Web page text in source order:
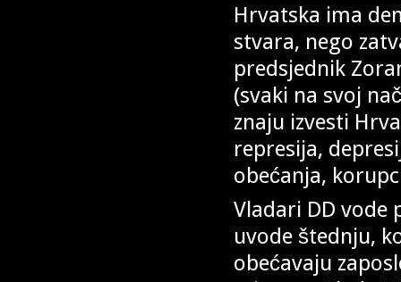
Hrvatska ima
stvara, nego
predsjednik
(svaki na svoj
znaju izvesti
represija,
obećanja,
Vladari DD vode
uvode štednju,
obećavaju